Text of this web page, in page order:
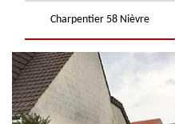
Charpentier 58 Nièvre